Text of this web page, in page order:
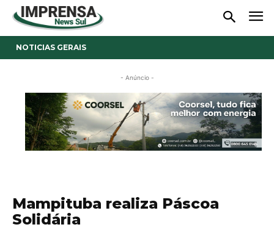
NOTICIAS GERAIS
- Anúncio -
Mampituba realiza Páscoa
Solidária